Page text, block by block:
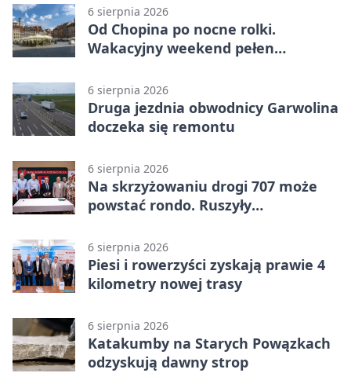
6 sierpnia 2026
Od Chopina po nocne rolki.
Wakacyjny weekend pełen
6 sierpnia 2026
Druga jezdnia obwodnicy Garwolina
doczeka się remontu
6 sierpnia 2026
Na skrzyżowaniu drogi 707 może
powstać rondo. Ruszyły
6 sierpnia 2026
Piesi i rowerzyści zyskają prawie 4
kilometry nowej trasy
6 sierpnia 2026
Katakumby na Starych Powązkach
odzyskują dawny strop